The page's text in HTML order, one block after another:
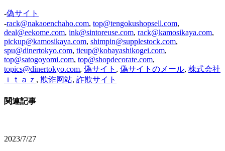
-偽サイト
-rack@nakaoenchaho.com, top@tengokushopsell.com,
deal@eekome.com, ink@sintoreuse.com, rack@kamosikaya.com,
pickup@kamosikaya.com, shimpin@supplestock.com,
spu@dinertokyo.com, tieup@kobayashikogei.com,
top@satogoyomi.com, top@shopdecorate.com,
topics@dinertokyo.com, 偽サイト , 偽サイトのメール, 株式会社
ｉｔａｚ , 欺诈网站, 詐欺サイト
関連記事
2023/7/27